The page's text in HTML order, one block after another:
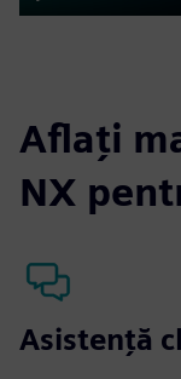
Play
Aflați
NX
Asistenţă